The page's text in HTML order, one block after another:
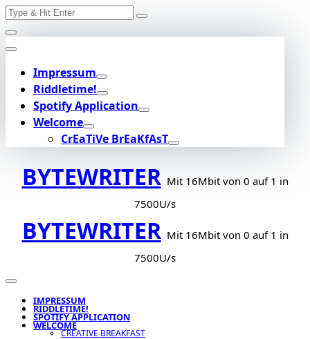
Skip
to
content
Search
Impressum
Riddletime!
Spotify Application
Welcome
CrEaTiVe BrEaKfAsT
BYTEWRITER Mit 16Mbit von 0 auf 1 in
7500U/s
BYTEWRITER Mit 16Mbit von 0 auf 1 in
7500U/s
IMPRESSUM
RIDDLETIME!
SPOTIFY APPLICATION
WELCOME
CREATIVE BREAKFAST